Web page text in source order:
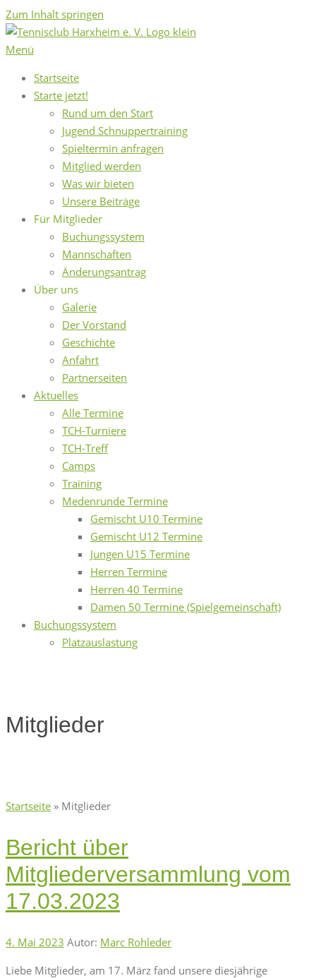
Zum Inhalt springen
Menü
Startseite
Starte jetzt!
Rund um den Start
Jugend Schnuppertraining
Spieltermin anfragen
Mitglied werden
Was wir bieten
Unsere Beiträge
Für Mitglieder
Buchungssystem
Mannschaften
Änderungsantrag
Über uns
Galerie
Der Vorstand
Geschichte
Anfahrt
Partnerseiten
Aktuelles
Alle Termine
TCH-Turniere
TCH-Treff
Camps
Training
Medenrunde Termine
Gemischt U10 Termine
Gemischt U12 Termine
Jungen U15 Termine
Herren Termine
Herren 40 Termine
Damen 50 Termine (Spielgemeinschaft)
Buchungssystem
Platzauslastung
Mitglieder
Startseite » Mitglieder
Bericht über
Mitgliederversammlung vom
17.03.2023
4. Mai 2023 Autor: Marc Rohleder
Liebe Mitglieder, am 17. März fand unsere diesjährige